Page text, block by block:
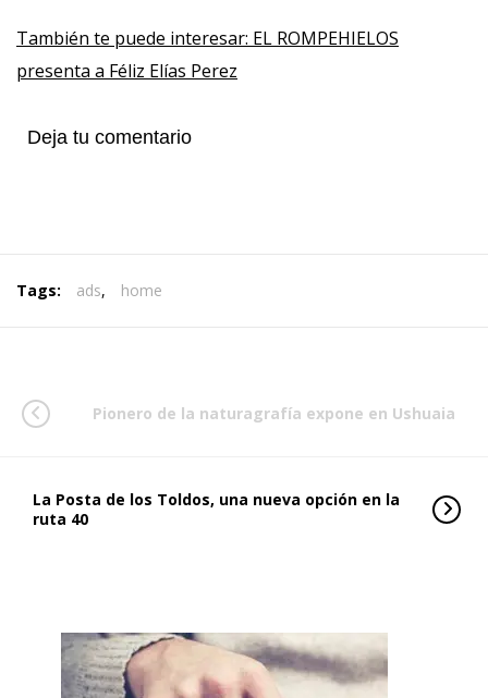
También te puede interesar: EL ROMPEHIELOS
presenta a Féliz Elías Perez
Deja tu comentario
Tags: ads, home
Pionero de la naturagrafía expone en Ushuaia
La Posta de los Toldos, una nueva opción en la
ruta 40